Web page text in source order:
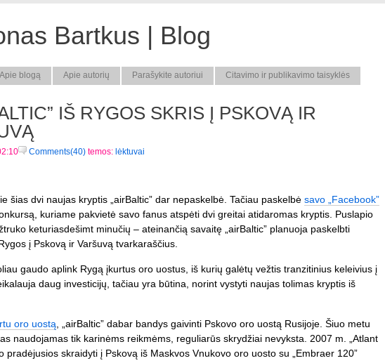
Bartkus | Blog
Apie blogą Apie autorių Parašykite autoriui Citavimo ir publikavimo taisyklės
IŠ RYGOS SKRIS Į PSKOVĄ IR
Comments(40) temos: lėktuvai
šias dvi naujas kryptis „airBaltic” dar nepaskelbė. Tačiau paskelbė savo „Facebook”
kuriame pakvietė savo fanus atspėti dvi greitai atidaromas kryptis. Puslapio
keturiasdešimt minučių – ateinančią savaitę „airBaltic” planuoja paskelbti
į Pskovą ir Varšuvą tvarkaraščius.
gaudo aplink Rygą įkurtus oro uostus, iš kurių galėtų vežtis tranzitinius keleivius į
daug investicijų, tačiau yra būtina, norint vystyti naujas tolimas kryptis iš
oro uostą , „airBaltic” dabar bandys gaivinti Pskovo oro uostą Rusijoje. Šiuo metu
naudojamas tik karinėms reikmėms, reguliarūs skrydžiai nevyksta. 2007 m. „Atlant
pradėjusios skraidyti į Pskovą iš Maskvos Vnukovo oro uosto su „Embraer 120”